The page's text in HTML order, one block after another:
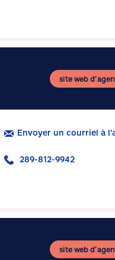
site web
Envoyer un courriel à
289-812-9942
site web